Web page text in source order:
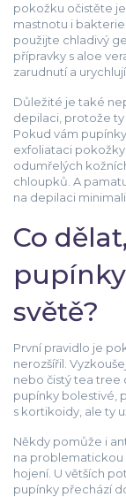
pokožku očistěte
mastnotu i
použijte chladivý
přípravky s aloe
zarudnutí a
Důležité je také
depilaci, protože
Pokud vám
exfoliataci
odumřelých
chloupků. A
na depilaci
Co
světě?
První pravidlo je
nerozšířil.
nebo čistý tea tree
pupínky bolestivé,
s kortikoidy, ale ty
Někdy pomůže i
na problematickou
hojení. U větších
pupínky přechází